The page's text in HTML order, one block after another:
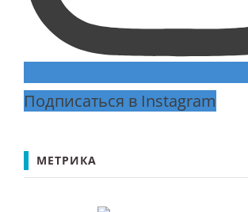
Подписаться в Instagram
МЕТРИКА